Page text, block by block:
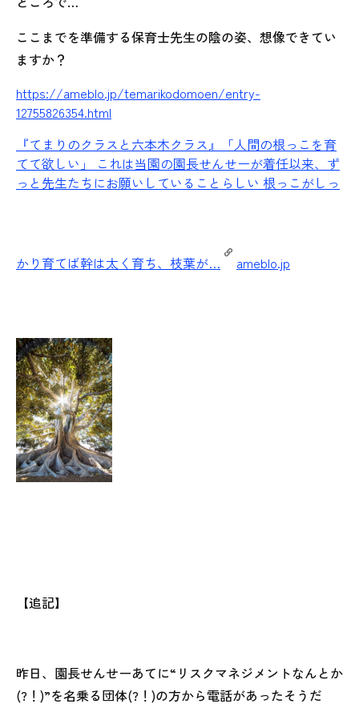
ここまでを準備する保育士先生の陰の姿、想像できてい
ますか？
https://ameblo.jp/temarikodomoen/entry-
12755826354.html
『てまりのクラスと六本木クラス』
「人間の根っこを育
てて欲しい」 これは当園の園長せんせーが着任以来、ず
っと先生たちにお願いしていることらしい 根っこがしっ
かり育てば幹は太く育ち、枝葉が… ameblo.jp
【追記】
昨日、園長せんせーあてに“リスクマネジメントなんとか
(?！)”を名乗る団体(?！)の方から電話があったそうだ